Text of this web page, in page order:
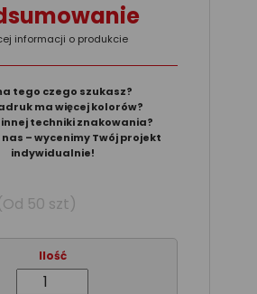
informacji o produkcie
tego czego szukasz?
ma więcej kolorów?
innej techniki znakowania?
– wycenimy Twój projekt
indywidualnie!
50 szt)
Ilość